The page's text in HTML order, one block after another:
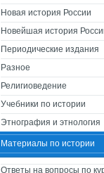
Новая история России
Новейшая история
Периодические издания
Разное
Религиоведение
Учебники по истории
Этнография и этнология
Материалы по истории
Ответы на вопросы по